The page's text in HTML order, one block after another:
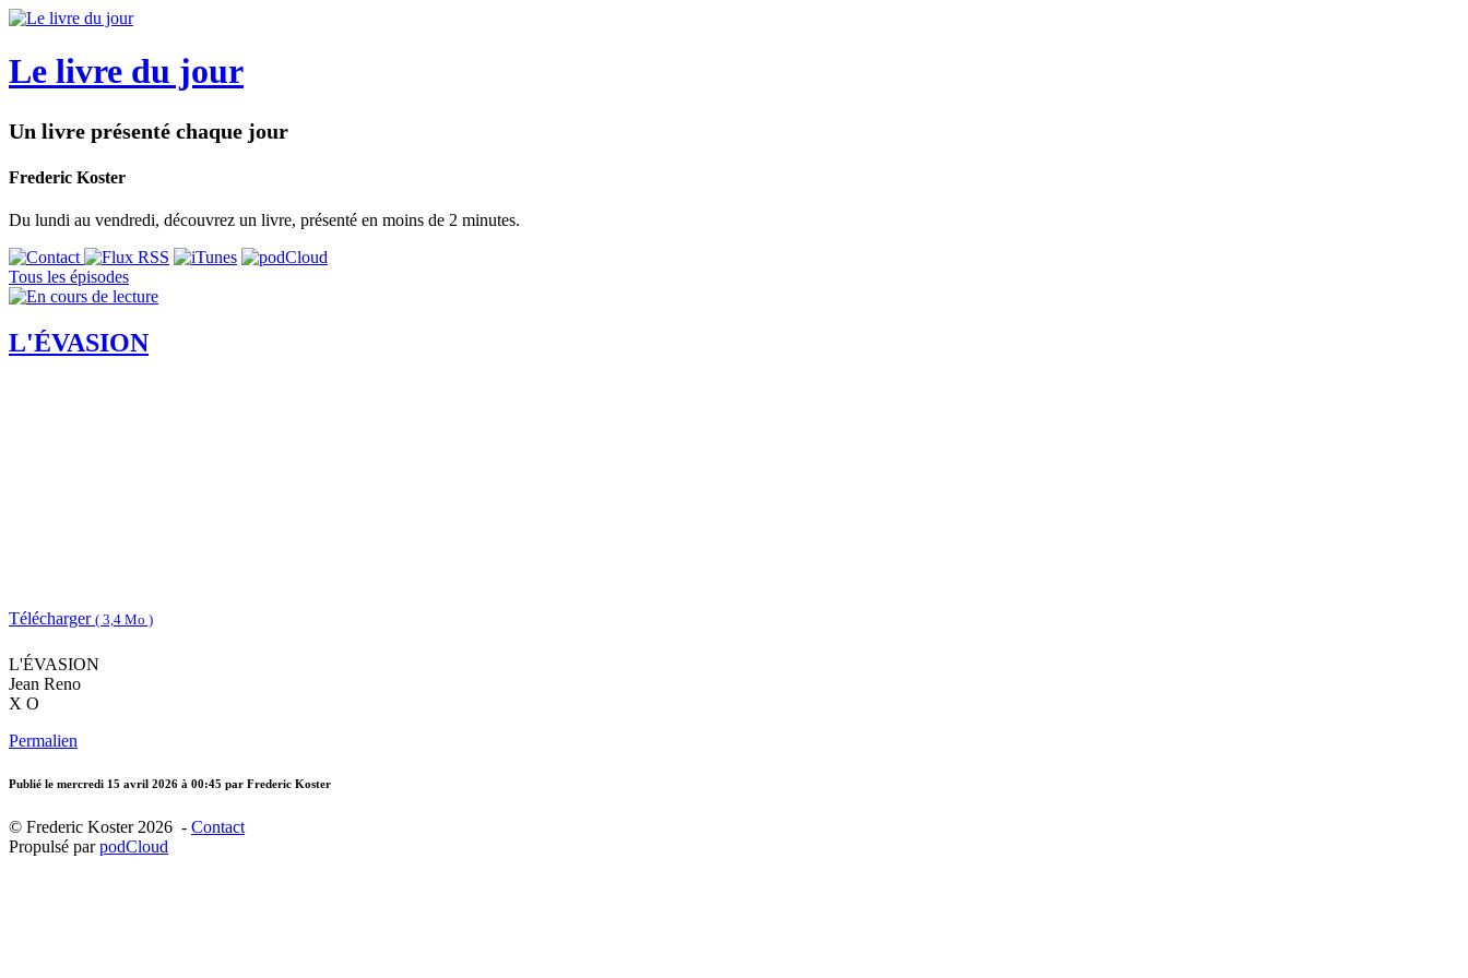
Le livre du jour
Un livre présenté chaque jour
Frederic Koster
Du lundi au vendredi, découvrez un livre, présenté en moins de 2 minutes.
Tous les épisodes
L'ÉVASION
Télécharger ( 3,4 Mo )
L'ÉVASION
Jean Reno
X O
Permalien
Publié le mercredi 15 avril 2026 à 00:45 par Frederic Koster
© Frederic Koster 2026 - Contact
Propulsé parpodCloud